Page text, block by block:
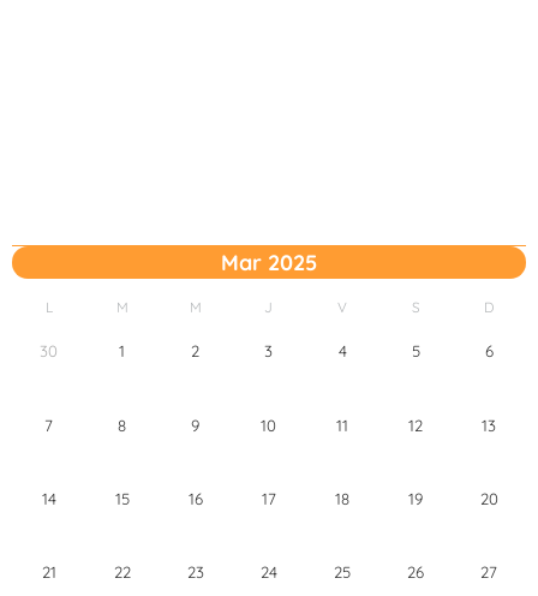
Mar 2025
L M M J V S D
30 1 2 3 4 5 6
7 8 9 10 11 12 13
14 15 16 17 18 19 20
21 22 23 24 25 26 27